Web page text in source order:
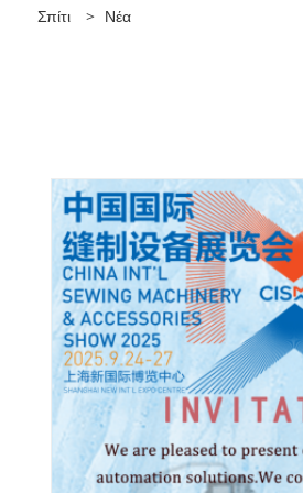
Σπίτι > Νέα